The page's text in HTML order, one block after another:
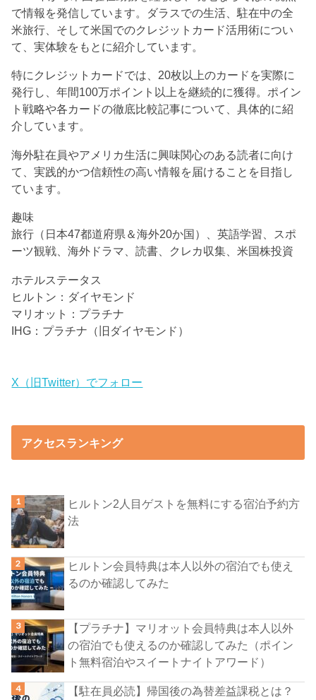
で情報を発信しています。ダラスでの生活、駐在中の全
米旅行、そして米国でのクレジットカード活用術につい
て、実体験をもとに紹介しています。
特にクレジットカードでは、20枚以上のカードを実際に
発行し、年間100万ポイント以上を継続的に獲得。ポイン
ト戦略や各カードの徹底比較記事について、具体的に紹
介しています。
海外駐在員やアメリカ生活に興味関心のある読者に向け
て、実践的かつ信頼性の高い情報を届けることを目指し
ています。
趣味
旅行（日本47都道府県＆海外20か国）、英語学習、スポ
ーツ観戦、海外ドラマ、読書、クレカ収集、米国株投資
ホテルステータス
ヒルトン：ダイヤモンド
マリオット：プラチナ
IHG：プラチナ（旧ダイヤモンド）
X（旧Twitter）でフォロー
アクセスランキング
ヒルトン2人目ゲストを無料にする宿泊予約方
法
ヒルトン会員特典は本人以外の宿泊でも使え
るのか確認してみた
【プラチナ】マリオット会員特典は本人以外
の宿泊でも使えるのか確認してみた（ポイン
ト無料宿泊やスイートナイトアワード）
【駐在員必読】帰国後の為替差益課税とは？